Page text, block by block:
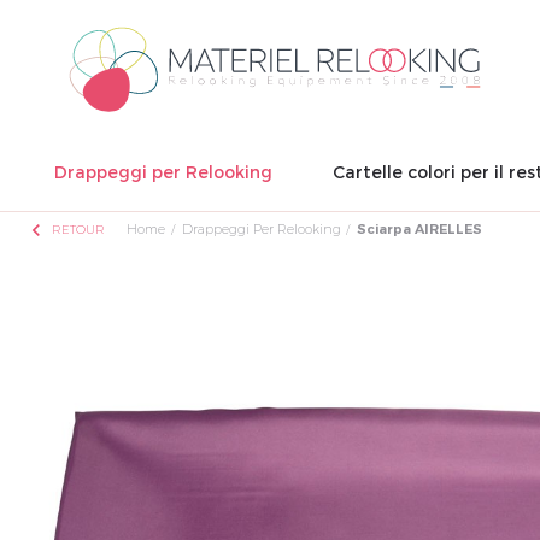
Drappeggi per Relooking Cartelle colori per il
chevron_left RETOUR Home Drappeggi Per Relooking Sciarpa AIRELLES